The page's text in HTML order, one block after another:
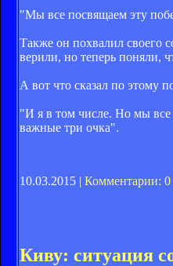
"Мы все посвящаем эту
Также он похвалил своего
верили, но теперь поняли,
А вот что сказал по этому
"И я в том числе. Но мы все
важные три очка".
10.03.2015 | Комментарии: 0
Киву: ситуация